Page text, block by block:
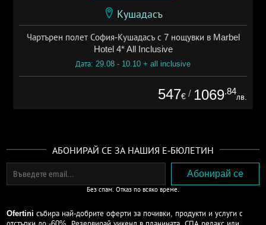
Кушадасъ
Чартърен полет София-Кушадасъ с 7 нощувки в Marbel
Hotel 4* All Inclusive
Дата: 29.08 - 10.10 + all inclusive
547€ / 1069.84
лв.
АБОНИРАЙ СЕ ЗА НАШИЯ Е-БЮЛЕТИН
Без спам. Отказ по всяко време.
Ofertini събира най-добрите оферти за почивки, продукти и услуги с